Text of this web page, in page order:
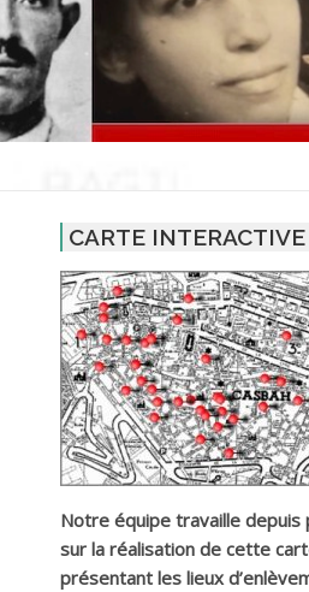
CARTE INTERACTIVE
Notre équipe travaille depuis
sur la réalisation de cette
présentant les lieux